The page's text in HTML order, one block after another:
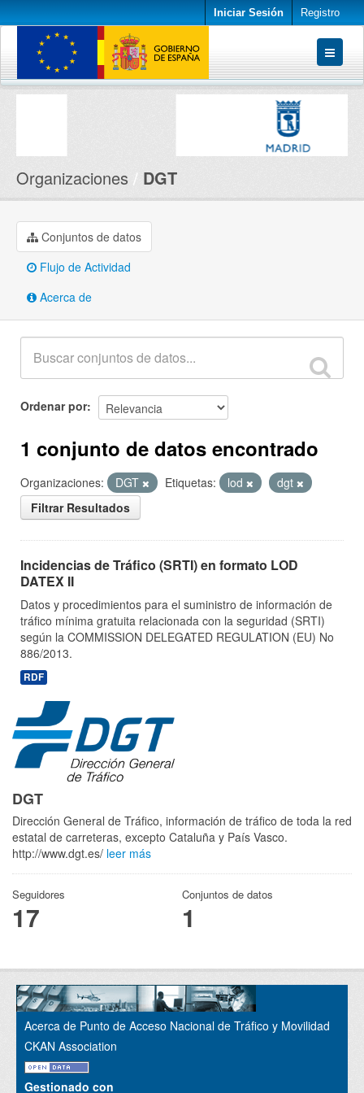
Iniciar Sesión Registro
Conjuntos de datos
Organizaciones DGT
Conjuntos de datos
Flujo de Actividad
Acerca de
Ordenar por
1 conjunto de datos encontrado
Organizaciones: DGT Etiquetas: lod
dgt
Filtrar Resultados
Incidencias de Tráfico (SRTI) en formato LOD
DATEX II
Datos y procedimientos para el suministro de información de
tráfico mínima gratuita relacionada con la seguridad (SRTI)
según la COMMISSION DELEGATED REGULATION (EU) No
886/2013.
RDF
DGT
Dirección General de Tráfico, información de tráfico de toda la red
estatal de carreteras, excepto Cataluña y País Vasco.
http://www.dgt.es/ leer más
Seguidores
17
Conjuntos de datos
1
Acerca de Punto de Acceso Nacional de Tráfico y Movilidad
CKAN Association
Gestionado con